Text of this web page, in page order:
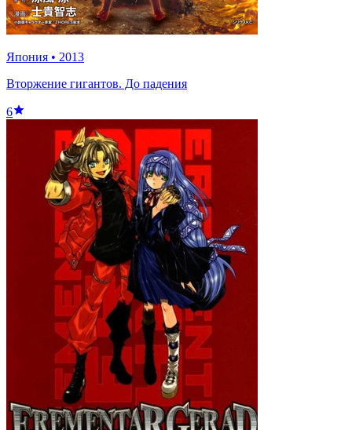
Япония • 2013
Вторжение гигантов. До падения
6